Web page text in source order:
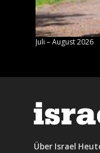
Juli – August 2026
Über Israel